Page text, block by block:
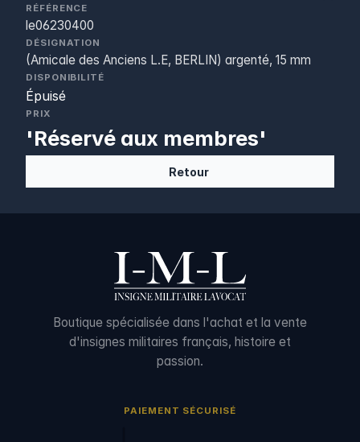
RÉFÉRENCE
le06230400
DÉSIGNATION
(Amicale des Anciens L.E, BERLIN) argenté, 15 mm
DISPONIBILITÉ
Épuisé
PRIX
'Réservé aux membres'
Retour
Boutique spécialisée dans l'achat et la vente
d'insignes militaires français, histoire et
passion.
PAIEMENT SÉCURISÉ